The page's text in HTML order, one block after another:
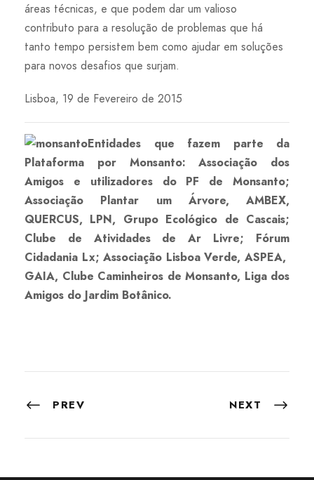
áreas técnicas, e que podem dar um valioso
contributo para a resolução de problemas que há
tanto tempo persistem bem como ajudar em soluções
para novos desafios que surjam.
Lisboa, 19 de Fevereiro de 2015
Entidades que fazem parte da
Plataforma por Monsanto: Associação dos
Amigos e utilizadores do PF de Monsanto;
Associação Plantar um Árvore, AMBEX,
QUERCUS, LPN, Grupo Ecológico de Cascais;
Clube de Atividades de Ar Livre; Fórum
Cidadania Lx; Associação Lisboa Verde, ASPEA,
GAIA, Clube Caminheiros de Monsanto, Liga dos
Amigos do Jardim Botânico.
PREV NEXT